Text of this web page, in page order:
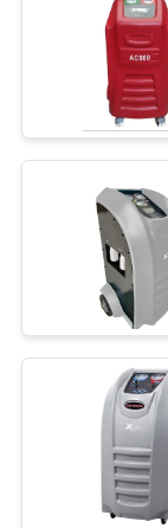
SITEMAP
PRIVACY
POLICY
AC
AC